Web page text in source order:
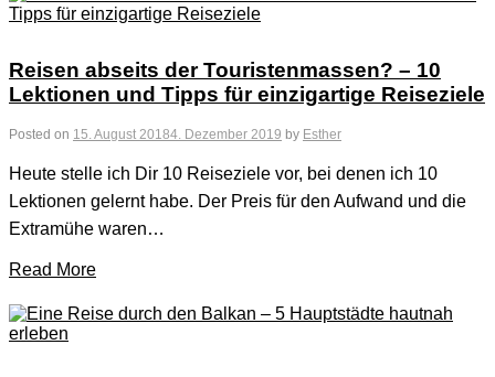
Reisen abseits der Touristenmassen? – 10
Lektionen und Tipps für einzigartige Reiseziele
Posted on 15. August 20184. Dezember 2019 by Esther
Heute stelle ich Dir 10 Reiseziele vor, bei denen ich 10
Lektionen gelernt habe. Der Preis für den Aufwand und die
Extramühe waren…
Read More